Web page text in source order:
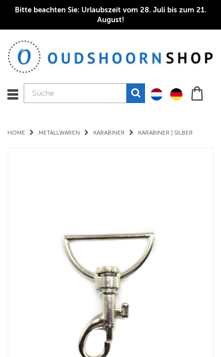
Bitte beachten Sie: Urlaubszeit vom 28. Juli bis zum 21.
August!
HOME METALLWAREN KARABINER KARABINER | SILBER